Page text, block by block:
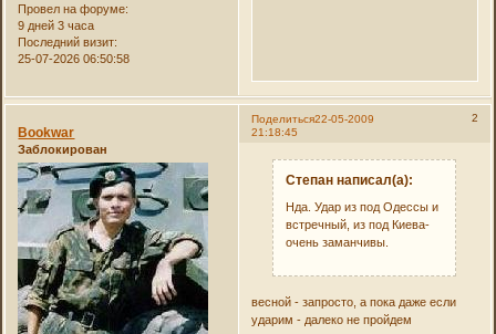
Провел на форуме:
9 дней 3 часа
Последний визит:
25-07-2026 06:50:58
Поделиться 2
22-05-2009
21:18:45
Bookwar
Заблокирован
Степан написал(а):
Нда. Удар из под Одессы и
встречный, из под Киева-
очень заманчивы.
весной - запросто, а пока даже если
ударим - далеко не пройдем